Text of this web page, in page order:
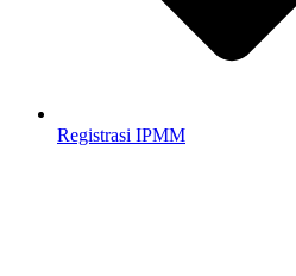
Registrasi IPMM